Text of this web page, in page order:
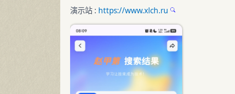
演示站 : https://www.xlch.ru